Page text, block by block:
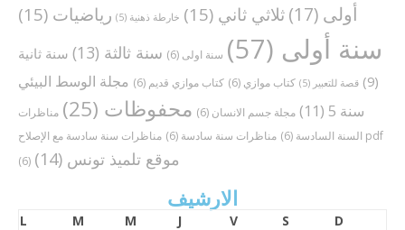
أولى (17) ثلاثي ثاني (15) خارطة ذهنية (5) رياضيات (15)
سنة أولى (57) سنة اولى (6) سنة ثالثة (13)
سنة ثانية
(9)
قصة للتعبير (5) كتاب موازي (6) كتاب موازي قديم (6)
مجلة الوسط البيئي
سنة 5
(11) مجلة جسم الانسان (6) محفوظات (25)
مناظرات
السنة السادسة (6) مناظرات سنة سادسة (6)
مناظرات سنة سادسة مع الإصلاح pdf
(6)
موقع تلميذ تونس (14)
الارشيف
L M M J V S
D